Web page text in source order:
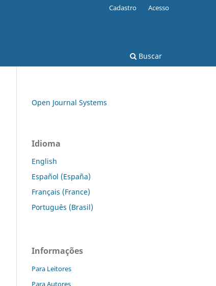
Buscar
Cadastro Acesso
Open Journal Systems
Idioma
English
Español (España)
Français (France)
Português (Brasil)
Informações
Para Leitores
Para Autores